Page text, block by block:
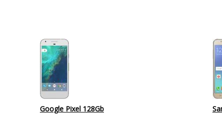
Google Pixel 128Gb